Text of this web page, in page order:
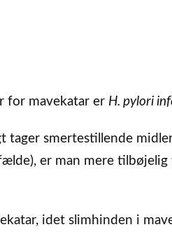
for mavekatar er H. pylori
tager smertestillende
er man mere
idet slimhinden i